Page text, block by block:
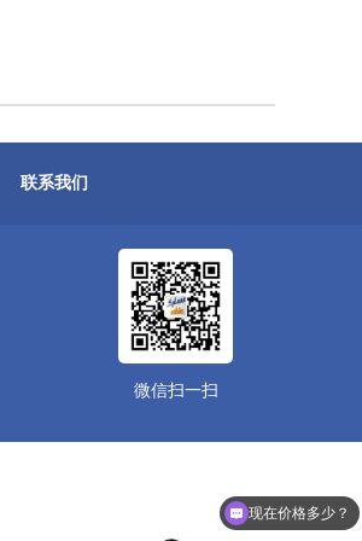
联系我们
微信扫一扫
现在价格多少？